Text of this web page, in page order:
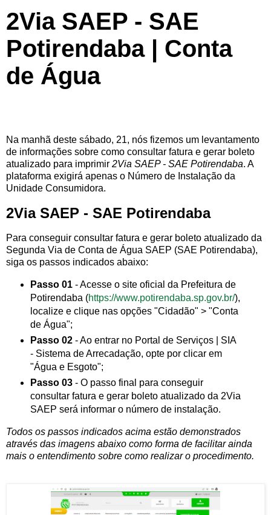
2Via SAEP - SAE
Potirendaba | Conta
de Água
Na manhã deste sábado, 21, nós fizemos um levantamento
de informações sobre como consultar fatura e gerar boleto
atualizado para imprimir 2Via SAEP - SAE Potirendaba. A
plataforma exigirá apenas o Número de Instalação da
Unidade Consumidora.
2Via SAEP - SAE Potirendaba
Para conseguir consultar fatura e gerar boleto atualizado da
Segunda Via de Conta de Água SAEP (SAE Potirendaba),
siga os passos indicados abaixo:
Passo 01- Acesse o site oficial da Prefeitura de
Potirendaba (https://www.potirendaba.sp.gov.br/),
localize e clique nas opções "Cidadão" > "Conta
de Água";
Passo 02- Ao entrar no Portal de Serviços | SIA
- Sistema de Arrecadação, opte por clicar em
"Água e Esgoto";
Passo 03- O passo final para conseguir
consultar fatura e gerar boleto atualizado da 2Via
SAEP será informar o número de instalação.
Todos os passos indicados acima estão demonstrados
através das imagens abaixo como forma de facilitar ainda
mais o entendimento sobre como realizar o procedimento.